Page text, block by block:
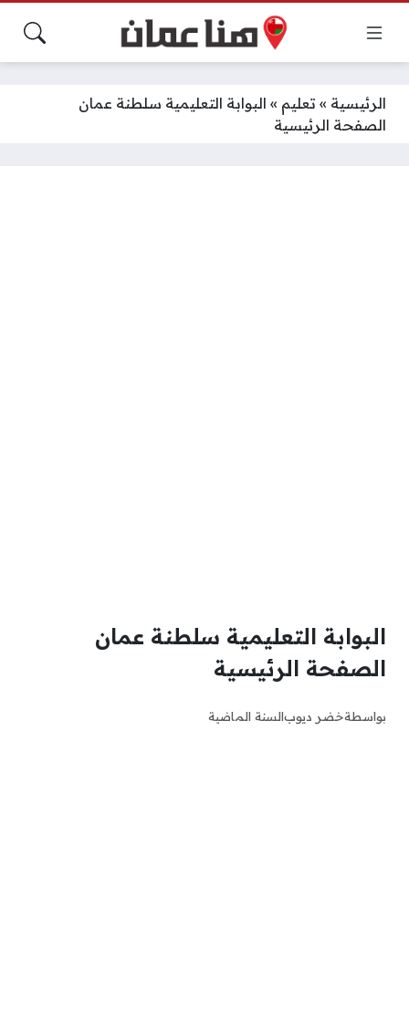
الرئيسية » تعليم » البوابة التعليمية سلطنة عمان
الصفحة الرئيسية
البوابة التعليمية سلطنة عمان
الصفحة الرئيسية
بواسطةخضر ديوبالسنة الماضية